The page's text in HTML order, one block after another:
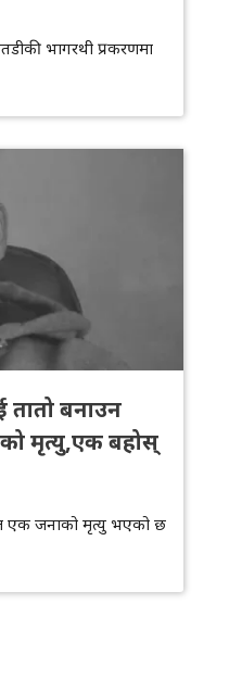
भागरथी प्रकरणमा
तातो बनाउन
मृत्यु,एक बहोस्
एक जनाको मृत्यु भएको छ